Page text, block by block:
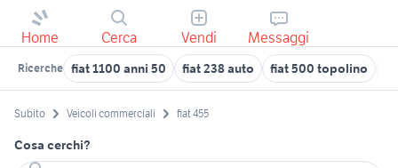
Home Cerca Vendi Messaggi
Ricerche fiat 1100 anni 50 fiat 238 auto fiat 500 topolino
Subito Veicoli commerciali fiat 455
Cosa cerchi?